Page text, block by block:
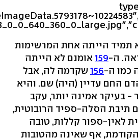
הייתה אחת המרשימות
ה-159אומנם לא הייתה
כמו ה-156שקדמה לה, אבל
החם עדיין (היה) שם. והיא
- בעיקר אמינה יותר, עקב
תיבת הסלה-ספיד הרובוטית,
לאין-ספור קללות, טובה
אף שאינה מהטובות